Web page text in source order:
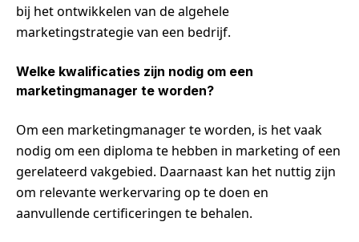
bij het ontwikkelen van de algehele
marketingstrategie van een bedrijf.
Welke kwalificaties zijn nodig om een
marketingmanager te worden?
Om een marketingmanager te worden, is het vaak
nodig om een diploma te hebben in marketing of een
gerelateerd vakgebied. Daarnaast kan het nuttig zijn
om relevante werkervaring op te doen en
aanvullende certificeringen te behalen.